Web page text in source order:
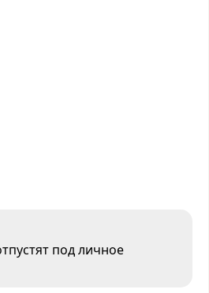
под личное